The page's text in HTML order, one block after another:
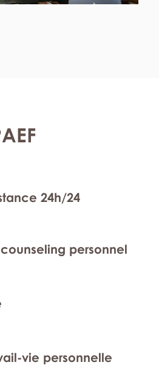
24h/24
personnel
vie personnelle